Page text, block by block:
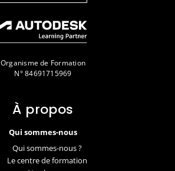
Organisme de Formation
N° 84691715969
À propos
Qui sommes-nous
Qui sommes-nous ?
Le centre de formation